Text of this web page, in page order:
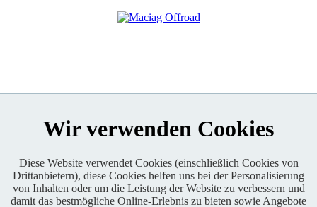
Enduro One Series Partner
Wir verwenden Cookies
Diese Website verwendet Cookies (einschließlich Cookies von
Drittanbietern), diese Cookies helfen uns bei der Personalisierung
von Inhalten oder um die Leistung der Website zu verbessern und
damit das bestmögliche Online-Erlebnis zu bieten sowie Angebote